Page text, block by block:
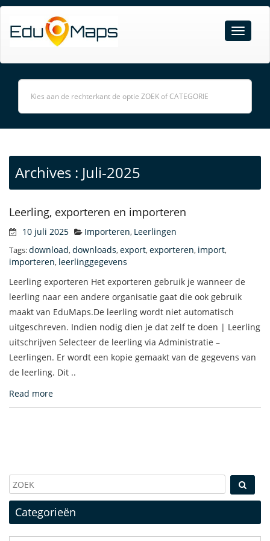
Archives : Juli-2025
Leerling, exporteren en importeren
10 juli 2025 Importeren, Leerlingen
Tags:download,downloads,export,exporteren, import,
importeren, leerlinggegevens
Leerling exporteren Het exporteren gebruik je wanneer de
leerling naar een andere organisatie gaat die ook gebruik
maakt van EduMaps.De leerling wordt niet automatisch
uitgeschreven. Indien nodig dien je dat zelf te doen | Leerling
uitschrijven Selecteer de leerling via Administratie –
Leerlingen. Er wordt een kopie gemaakt van de gegevens van
de leerling. Dit ..
Read more
Categorieën
Categorieën